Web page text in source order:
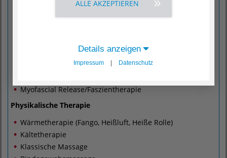
Manuelle Therapie
Sportphysiotherapie
Physiotherapie nach Bobath
Myofascial Release/Faszientherapie
Physikalische Therapie
Wärmetherapie (Fango, Heißluft, Heiße Rolle)
Kältetherapie
Klassische Massage
ALLE AKZEPTIEREN
Details anzeigen
Impressum Datenschutz